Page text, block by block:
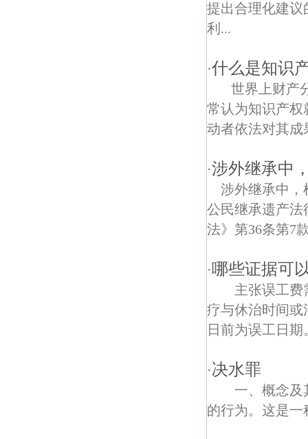
提出合理化建
利...
·什么是知识
世界上财产
常认为知识产权
动者依法对其成
·涉外继承中
涉外继承中，
公民继承遗产
法》第36条第7
·哪些证据可
主张误工费
疗与休治时间或
日前为误工日
·决水罪
一、概念及
的行为。这是